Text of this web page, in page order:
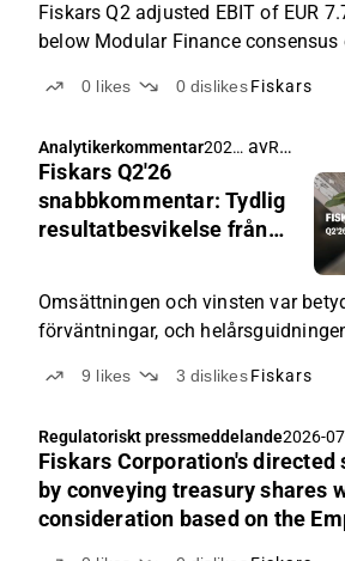
Fiskars Q2 adjusted EBIT of EUR
below Modular Finance
261m with +2.7% y/y comparable
were stable...
0 likes 0 dislikes Fiskars
Analytikerkommentar2026-
06:10
av Rauli Juva
Fiskars Q2'26
snabbkommentar: Tydlig
resultatbesvikelse från
Omsättningen och vinsten var
förväntningar, och
9 likes 3 dislikes Fiskars
Regulatoriskt pressmeddelande2026-
Fiskars Corporation's directed
by conveying treasury shares
consideration based on the